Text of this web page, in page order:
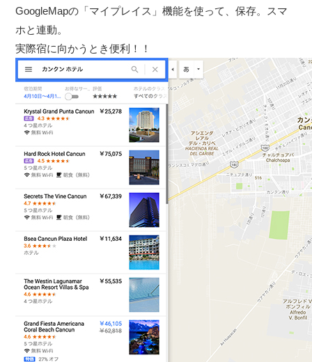
GoogleMapの「マイプレイス」機能を使って、保存。スマ
ホと連動。
実際宿に向かうとき便利！！